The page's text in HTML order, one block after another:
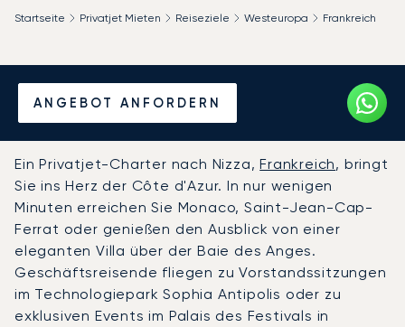
ANGEBOT ANFORDERN
Startseite Privatjet Mieten Reiseziele Westeuropa Frankreich
Mieten Sie einen Privatjet
von/nach Nizza
Ein Privatjet-Charter nach Nizza,Frankreich, bringt
Sie ins Herz der Côte d'Azur. In nur wenigen
Minuten erreichen Sie Monaco, Saint-Jean-Cap-
Ferrat oder genießen den Ausblick von einer
eleganten Villa über der Baie des Anges.
Geschäftsreisende fliegen zu Vorstandssitzungen
im Technologiepark Sophia Antipolis oder zu
exklusiven Events im Palais des Festivals in